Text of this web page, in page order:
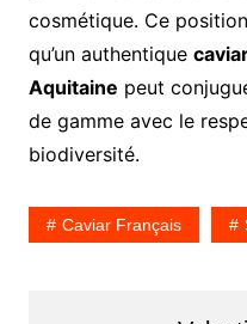
cosmétique. Ce
qu’un authentique
Aquitaine peut
de gamme avec le
biodiversité.
Caviar Français